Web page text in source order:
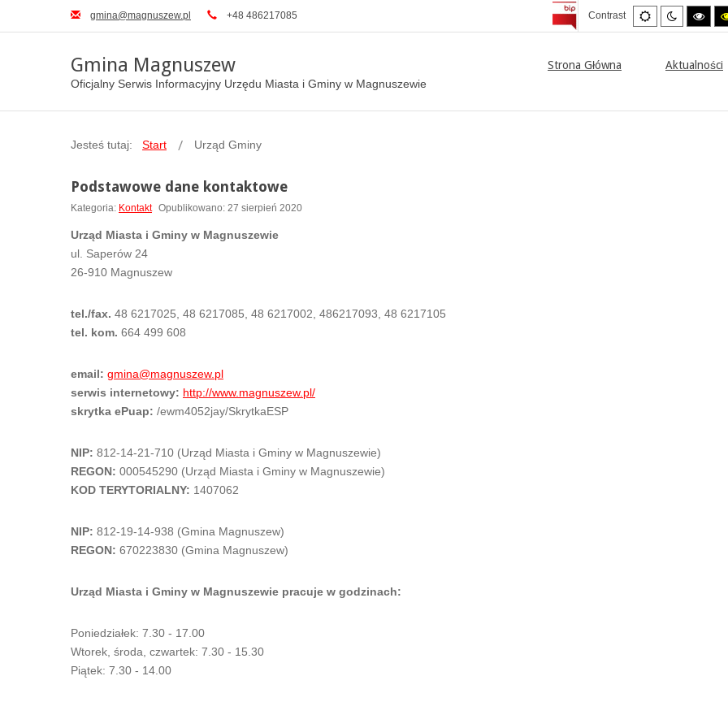
gmina@magnuszew.pl +48 486217085 Contrast
Default
mode
Night
mode
High
Gmina Magnuszew
Oficjalny Serwis Informacyjny Urzędu Miasta i Gminy w Magnuszewie
Strona Główna Aktualności
Jesteś tutaj: Start Urząd Gminy
Podstawowe dane kontaktowe
Kategoria: Kontakt Opublikowano: 27 sierpień 2020
Urząd Miasta i Gminy w Magnuszewie
ul. Saperów 24
26-910 Magnuszew
tel./fax. 48 6217025, 48 6217085, 48 6217002, 486217093, 48 6217105
tel. kom. 664 499 608
email: gmina@magnuszew.pl
serwis internetowy: http://www.magnuszew.pl/
skrytka ePuap: /ewm4052jay/SkrytkaESP
NIP: 812-14-21-710 (Urząd Miasta i Gminy w Magnuszewie)
REGON: 000545290 (Urząd Miasta i Gminy w Magnuszewie)
KOD TERYTORIALNY: 1407062
NIP: 812-19-14-938 (Gmina Magnuszew)
REGON: 670223830 (Gmina Magnuszew)
Urząd Miasta i Gminy w Magnuszewie pracuje w godzinach:
Poniedziałek: 7.30 - 17.00
Wtorek, środa, czwartek: 7.30 - 15.30
Piątek: 7.30 - 14.00